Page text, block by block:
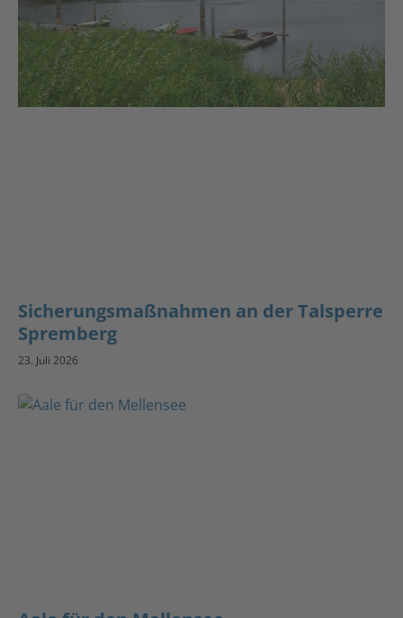
Sicherungsmaßnahmen an der Talsperre
Spremberg
23. Juli 2026